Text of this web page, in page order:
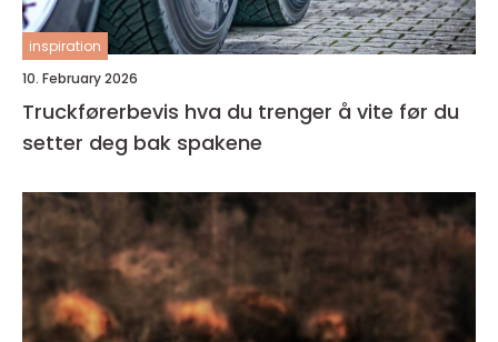
inspiration
10. February 2026
Truckførerbevis hva du trenger å vite før du
setter deg bak spakene